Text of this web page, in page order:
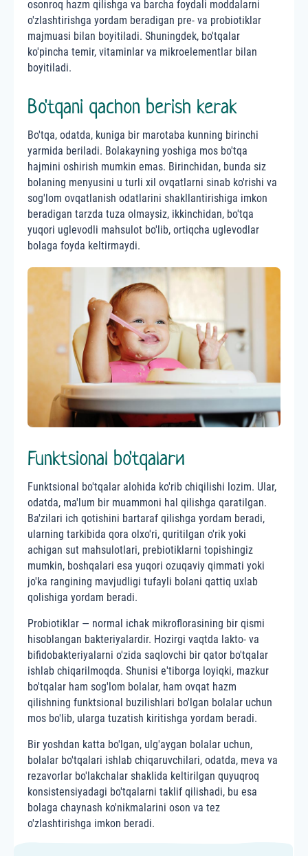
osonroq hazm qilishga va barcha foydali moddalarni
o'zlashtirishga yordam beradigan pre- va probiotiklar
majmuasi bilan boyitiladi. Shuningdek, bo'tqalar
ko'pincha temir, vitaminlar va mikroelementlar bilan
boyitiladi.
Bo'tqani qachon berish kerak
Bo'tqa, odatda, kuniga bir marotaba kunning birinchi
yarmida beriladi. Bolakayning yoshiga mos bo'tqa
hajmini oshirish mumkin emas. Birinchidan, bunda siz
bolaning menyusini u turli xil ovqatlarni sinab ko'rishi va
sog'lom ovqatlanish odatlarini shakllantirishiga imkon
beradigan tarzda tuza olmaysiz, ikkinchidan, bo'tqa
yuqori uglevodli mahsulot bo'lib, ortiqcha uglevodlar
bolaga foyda keltirmaydi.
Funktsional bo'tqalarи
Funktsional bo'tqalar alohida ko'rib chiqilishi lozim. Ular,
odatda, ma'lum bir muammoni hal qilishga qaratilgan.
Ba'zilari ich qotishini bartaraf qilishga yordam beradi,
ularning tarkibida qora olxo'ri, quritilgan o'rik yoki
achigan sut mahsulotlari, prebiotiklarni topishingiz
mumkin, boshqalari esa yuqori ozuqaviy qimmati yoki
jo'ka rangining mavjudligi tufayli bolani qattiq uxlab
qolishiga yordam beradi.
Probiotiklar — normal ichak mikroflorasining bir qismi
hisoblangan bakteriyalardir. Hozirgi vaqtda lakto- va
bifidobakteriyalarni o'zida saqlovchi bir qator bo'tqalar
ishlab chiqarilmoqda. Shunisi e'tiborga loyiqki, mazkur
bo'tqalar ham sog'lom bolalar, ham ovqat hazm
qilishning funktsional buzilishlari bo'lgan bolalar uchun
mos bo'lib, ularga tuzatish kiritishga yordam beradi.
Bir yoshdan katta bo'lgan, ulg'aygan bolalar uchun,
bolalar bo'tqalari ishlab chiqaruvchilari, odatda, meva va
rezavorlar bo'lakchalar shaklida keltirilgan quyuqroq
konsistensiyadagi bo'tqalarni taklif qilishadi, bu esa
bolaga chaynash ko'nikmalarini oson va tez
o'zlashtirishga imkon beradi.